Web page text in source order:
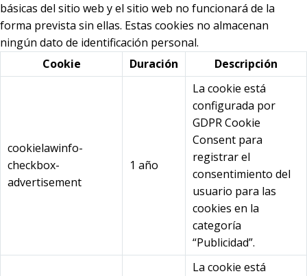
básicas del sitio web y el sitio web no funcionará de la
forma prevista sin ellas. Estas cookies no almacenan
ningún dato de identificación personal.
Cookie
Duración Descripción
cookielawinfo-
checkbox-
advertisement
1 año
La cookie está
configurada por
GDPR Cookie
Consent para
registrar el
consentimiento del
usuario para las
cookies en la
categoría
“Publicidad”.
La cookie está